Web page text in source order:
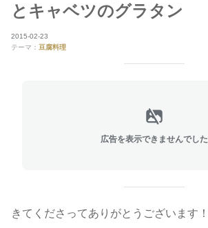
とキャベツのグラタン
2015-02-23
テーマ： 豆腐料理
広告を表示できませんでした
きてくださってありがとうございます！